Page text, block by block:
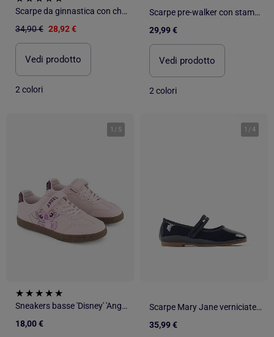
Scarpe da ginnastica con chiusura a velcro
34,90 € 28,92 €
Vedi prodotto
2 colori
Scarpe pre-walker con stampa Minnie
29,99 €
Vedi prodotto
2 colori
1 / 5
Sneakers basse 'Disney' 'Angel'
18,00 €
1 /4
Scarpe Mary Jane verniciate con chiusura a strappo
35,99 €